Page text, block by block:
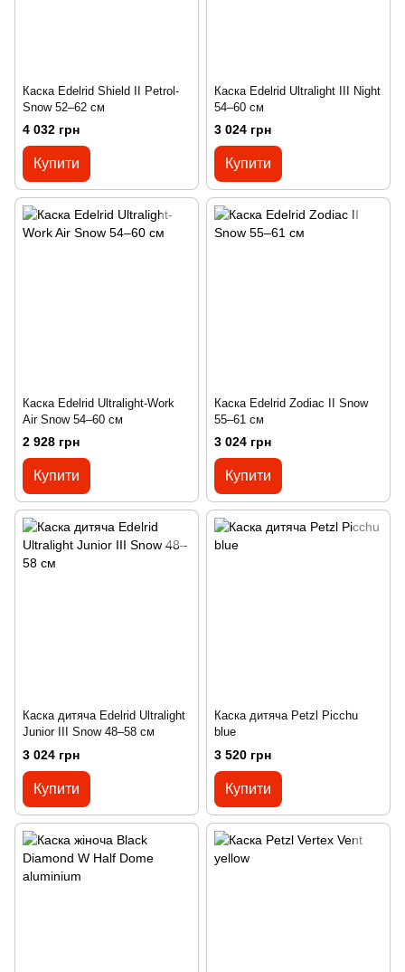
Каска Edelrid Shield II Petrol-
Snow 52–62 см
4 032 грн
Купити
Каска Edelrid Ultralight III Night
54–60 см
3 024 грн
Купити
Каска Edelrid Ultralight-Work
Air Snow 54–60 см
2 928 грн
Купити
Каска Edelrid Zodiac II Snow
55–61 см
3 024 грн
Купити
Каска дитяча Edelrid Ultralight
Junior III Snow 48–58 см
3 024 грн
Купити
Каска дитяча Petzl Picchu
blue
3 520 грн
Купити